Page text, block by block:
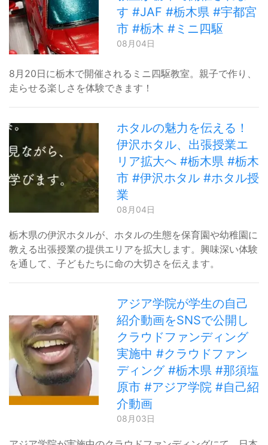
す #JAF #栃木県 #宇都宮
市 #栃木 #ミニ四駆
08月04日
8月20日に栃木で開催されるミニ四駆教室。親子で作り、
走らせる楽しさを体験できます！
ホタルの魅力を伝える！
伊沢ホタル、出張授業エ
リア拡大へ #栃木県 #栃木
市 #伊沢ホタル #ホタル授
業
08月04日
栃木県の伊沢ホタルが、ホタルの生態を保育園や幼稚園に
教える出張授業の提供エリアを拡大します。興味深い体験
を通して、子どもたちに命の大切さを伝えます。
アジア学院が学生の自己
紹介動画をSNSで公開し
クラウドファンディング
実施中 #クラウドファン
ディング #栃木県 #那須塩
原市 #アジア学院 #自己紹
介動画
08月03日